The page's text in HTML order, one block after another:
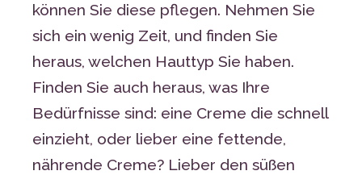
können Sie diese pflegen. Nehmen Sie
sich ein wenig Zeit, und finden Sie
heraus, welchen Hauttyp Sie haben.
Finden Sie auch heraus, was Ihre
Bedürfnisse sind: eine Creme die schnell
einzieht, oder lieber eine fettende,
nährende Creme? Lieber den süßen